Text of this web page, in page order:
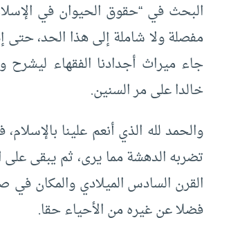
البحث في “حقوق الحيوان في
مفصلة ولا شاملة إلى هذا الحد،
جاء ميراث أجدادنا الفقهاء
خالدا على مر السنين.
والحمد لله الذي أنعم علينا
تضربه الدهشة مما يرى، ثم يبقى على
القرن السادس الميلادي والمكان في
فضلا عن غيره من الأحياء حقا.